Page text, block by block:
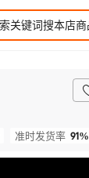
准时发货率 91%